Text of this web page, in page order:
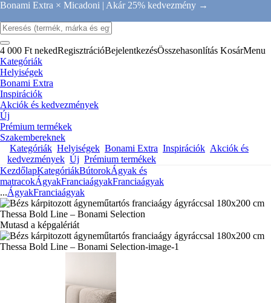
Bonami Extra × Micadoni | Akár 25% kedvezmény →
4 000 Ft nekedRegisztrációBejelentkezésÖsszehasonlítás KosárMenu
Kategóriák
Helyiségek
Bonami Extra
Inspirációk
Akciók és kedvezmények
Új
Prémium termékek
Szakembereknek
Kategóriák Helyiségek Bonami Extra Inspirációk Akciók és
kedvezmények Új Prémium termékek
KezdőlapKategóriákBútorokÁgyak és
matracokÁgyakFranciaágyakFranciaágyak
...ÁgyakFranciaágyak
Mutasd a képgalériát